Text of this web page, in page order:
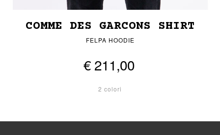
COMME DES GARCONS SHIRT
FELPA HOODIE
€ 211,00
2 colori